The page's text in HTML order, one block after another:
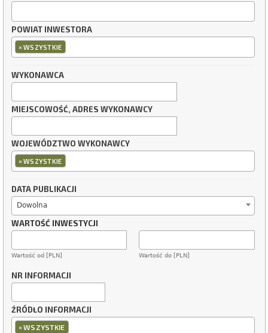
POWIAT INWESTORA
×WSZYSTKIE
WYKONAWCA
MIEJSCOWOŚĆ, ADRES WYKONAWCY
WOJEWÓDZTWO WYKONAWCY
×WSZYSTKIE
DATA PUBLIKACJI
Dowolna
WARTOŚĆ INWESTYCJI
Wartość od [PLN] Wartość do [PLN]
NR INFORMACJI
ŹRÓDŁO INFORMACJI
×WSZYSTKIE